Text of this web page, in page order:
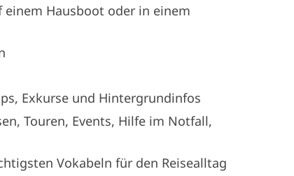
Hausboot oder in einem
Exkurse und Hintergrundinfos
Touren, Events, Hilfe im Notfall,
Vokabeln für den Reisealltag